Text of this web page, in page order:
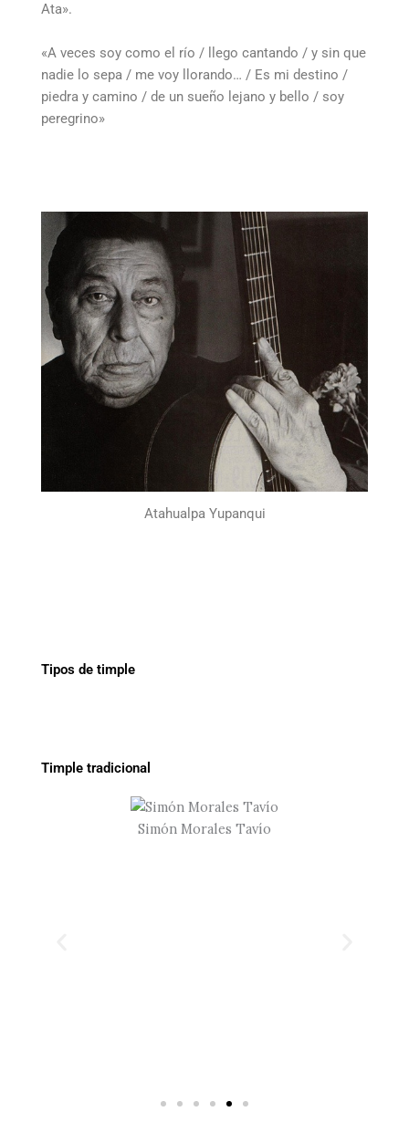
Ata».
«A veces soy como el río / llego cantando / y sin que
nadie lo sepa / me voy llorando… / Es mi destino /
piedra y camino / de un sueño lejano y bello / soy
peregrino»
Atahualpa Yupanqui
Tipos de timple
Timple tradicional
Simón Morales Tavío